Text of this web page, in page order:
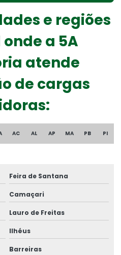
ambiente
de meio ambiente
e regiões
a 5A
atende
de cargas
AC AL AP MA PB PI
Feira de Santana
Camaçari
Lauro de Freitas
Ilhéus
Barreiras